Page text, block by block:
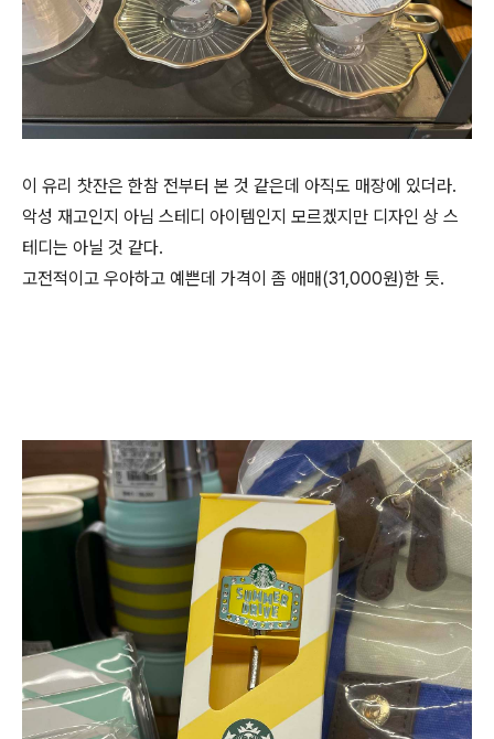
이 유리 찻잔은 한참 전부터 본 것 같은데 아직도 매장에 있더라.
악성 재고인지 아님 스테디 아이템인지 모르겠지만 디자인 상 스
테디는 아닐 것 같다.
고전적이고 우아하고 예쁜데 가격이 좀 애매(31,000원)한 듯.